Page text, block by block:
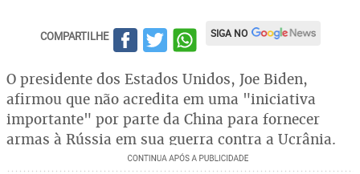
COMPARTILHE SIGA NO
O presidente dos Estados Unidos, Joe Biden,
afirmou que não acredita em uma "iniciativa
importante" por parte da China para fornecer
armas à Rússia em sua guerra contra a Ucrânia.